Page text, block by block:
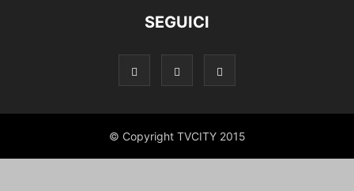
SEGUICI
© Copyright TVCITY 2015